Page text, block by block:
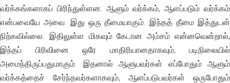
வர்க்கங்களாகப் பிரிந்துள்ளன: ஆளும் வர்க்கம், ஆளப்படும் வர்க்கம்
என்பவையே அவை. இது ஒரு தீமையாகும். இந்தத் தீமை இத்துடன்
நிற்கவில்லை. இதிலுள்ள மிகவும் கேடான அம்சம் என்னவென்றால்,
இந்தப் பிரிவினை ஒரே மாதிரியானதாகவும், படிநிலையில்
அமைந்திருப்பதுமாகும். இதனால் ஆளுபவர்கள் எப்போதும் ஆளும்
வர்க்கத்தைச் சேர்ந்தவர்களாகவும், ஆளப்படுபவர்கள் ஒருபோதும்